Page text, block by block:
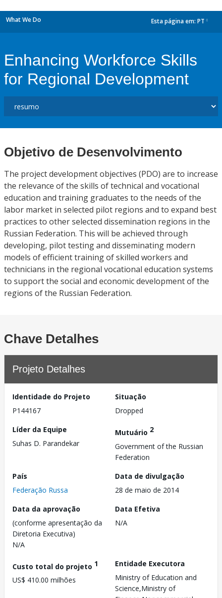
What We Do Esta página em: PT
Enhancing Workforce Skills
for Regional Development
Objetivo de Desenvolvimento
The project development objectives (PDO) are to increase
the relevance of the skills of technical and vocational
education and training graduates to the needs of the
labor market in selected pilot regions and to expand best
practices to other selected dissemination regions in the
Russian Federation. This will be achieved through
developing, pilot testing and disseminating modern
models of efficient training of skilled workers and
technicians in the regional vocational education systems
to support the social and economic development of the
regions of the Russian Federation.
Chave Detalhes
Projeto Detalhes
Identidade do Projeto
P144167
Situação
Dropped
Líder da Equipe
Suhas D. Parandekar
Mutuário 2
Government of the Russian
Federation
País
Federação Russa
Data de divulgação
28 de maio de 2014
Data da aprovação
(conforme apresentação da
Diretoria Executiva)
N/A
Data Efetiva
N/A
Custo total do projeto 1
US$ 410.00 milhões
Entidade Executora
Ministry of Education and
Science,Ministry of